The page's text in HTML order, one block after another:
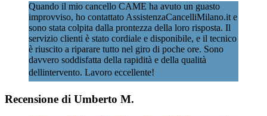
Quando il mio cancello CAME ha avuto un guasto
improvviso, ho contattato AssistenzaCancelliMilano.it e
sono stata colpita dalla prontezza della loro risposta. Il
servizio clienti è stato cordiale e disponibile, e il tecnico
è riuscito a riparare tutto nel giro di poche ore. Sono
davvero soddisfatta della rapidità e della qualità
dellintervento. Lavoro eccellente!
Recensione di Umberto M.